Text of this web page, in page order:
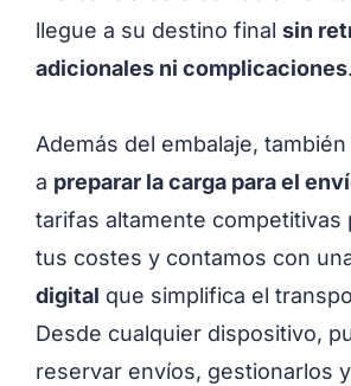
llegue a su destino final sin
adicionales ni complicaciones.
Además del embalaje,
a preparar la carga para el
tarifas altamente competitivas
tus costes y contamos con
digital que simplifica el
Desde cualquier dispositivo,
reservar envíos, gestionarlos